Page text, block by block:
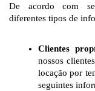
De acordo com
diferentes tipos de
Clientes
nossos
locação por
seguintes